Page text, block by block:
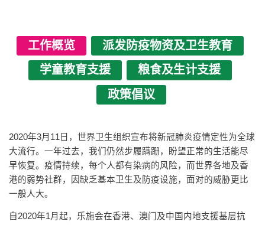
工作概览
派发防疫物资及卫生教育
学童教育支援
粮食及生计支援
政策倡议
2020年3月11日，世界卫生组织宣布将新冠肺炎疫情定性为全球
大流行。一年过去，我们仍然步履蹒跚，盼望正常的生活能尽
早恢复。疫情持续，每个人都有染病的风险，而世界各地及香
港的弱势社群，因缺乏基本卫生及防疫设施，面对的威胁更比
一般人大。
自2020年1月起，乐施会在香港、澳门及中国内地支援基层抗